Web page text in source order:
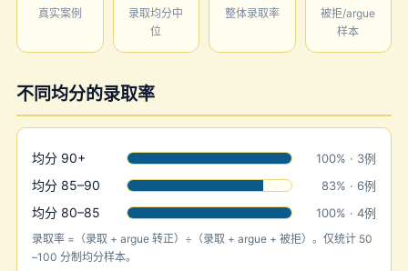
真实案例
录取均分中
位
整体录取率
被拒/argue
样本
不同均分的录取率
均分 90+ 100% · 3例
均分 85–90 83% · 6例
均分 80–85 100% · 4例
录取率 =（录取 + argue 转正）÷（录取 + argue + 被拒）。仅统计 50
–100 分制均分样本。